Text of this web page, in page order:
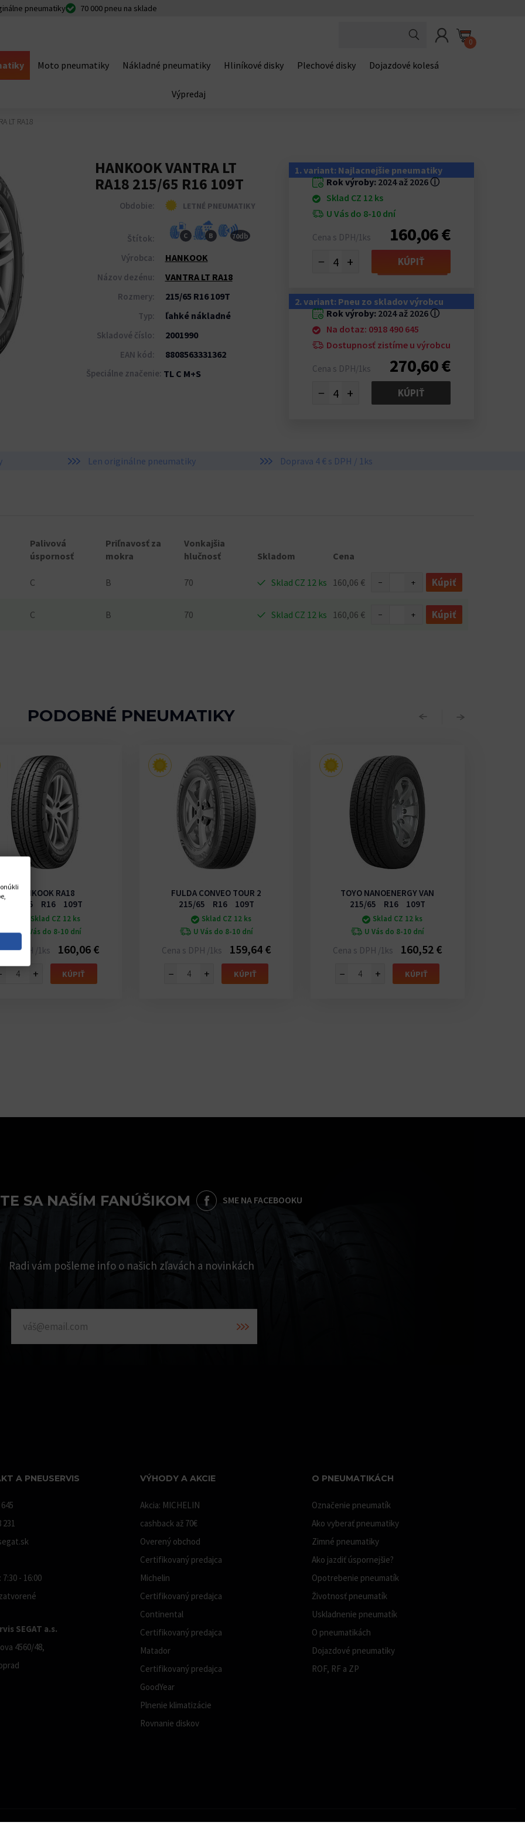
pneumatiky 70 000 pneu na sklade
0
Moto pneumatiky Nákladné pneumatiky Hliníkové disky Plechové disky Dojazdové kolesá
Výpredaj
LT RA18
HANKOOK VANTRA LT
RA18 215/65 R16 109T
1. variant: Najlacnejšie pneumatiky
Rok výroby: 2024 až 2026ⓘ
Sklad CZ 12 ks
U Vás do 8-10 dní
Cena s DPH/1ks 160,06 €
− + KÚPIŤ
2. variant: Pneu zo skladov výrobcu
Rok výroby: 2024 až 2026ⓘ
Na dotaz: 0918 490 645
Dostupnosť zistíme u výrobcu
Cena s DPH/1ks 270,60 €
− + KÚPIŤ
Obdobie: LETNÉ PNEUMATIKY
Štítok: C B 70db
Výrobca: HANKOOK
Názov dezénu: VANTRA LT RA18
Rozmery: 215/65 R16 109T
Typ: ľahké nákladné
Skladové číslo: 2001990
EAN kód: 8808563331362
Špeciálne značenie: TL C M+S
Len originálne pneumatiky Doprava 4 € s DPH / 1ks
Palivová
úspornosť
Priľnavosť za
mokra
Vonkajšia
hlučnosť
Skladom Cena
C B 70 Sklad CZ 12 ks 160,06 € − + Kúpiť
C B 70 Sklad CZ 12 ks 160,06 € − + Kúpiť
PODOBNÉ PNEUMATIKY
HANKOOK RA18
215/65 R16 109T
Sklad CZ 12 ks
U Vás do 8-10 dní
s DPH /1ks 160,06 €
+ KÚPIŤ
FULDA CONVEO TOUR 2
215/65 R16 109T
Sklad CZ 12 ks
U Vás do 8-10 dní
Cena s DPH /1ks 159,64 €
− + KÚPIŤ
TOYO NANOENERGY VAN
215/65 R16 109T
Sklad CZ 12 ks
U Vás do 8-10 dní
Cena s DPH /1ks 160,52 €
− + KÚPIŤ
SA NAŠÍM FANÚŠIKOM SME NA FACEBOOKU
Radi vám pošleme info o našich zľavách a novinkách
A PNEUSERVIS
231
- 16:00
SEGAT a.s.
4560/48,
VÝHODY A AKCIE
Akcia: MICHELIN
cashback až 70€
Overený obchod
Certifikovaný predajca
Michelin
Certifikovaný predajca
Continental
Certifikovaný predajca
Matador
Certifikovaný predajca
GoodYear
Plnenie klimatizácie
Rovnanie diskov
O PNEUMATIKÁCH
Označenie pneumatík
Ako vyberať pneumatiky
Zimné pneumatiky
Ako jazdiť úspornejšie?
Opotrebenie pneumatík
Životnosť pneumatík
Uskladnenie pneumatík
O pneumatikách
Dojazdové pneumatiky
ROF, RF a ZP